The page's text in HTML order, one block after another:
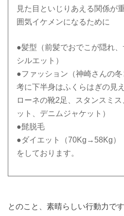
見た目といじりあえる関係が
囲気イケメンになるために
●髪型（前髪でおでこが隠れ
シルエット）
●ファッション（神崎さんの
考に下半身はふくらはぎの見
ローネの靴2足、スタンスミ
ット、デニムジャケット）
●髭脱毛
●ダイエット（70Kg→58Kg）
をしております。
とのこと、素晴らしい行動力です